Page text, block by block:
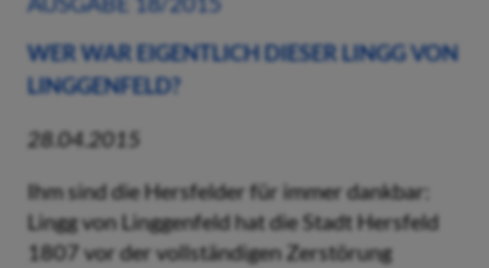
WER WAR EIGENTLICH DIESER LINGG VON
LINGGENFELD?
28.04.2015
Ihm sind die Hersfelder für immer dankbar:
Lingg von Linggenfeld hat die Stadt Hersfeld
1807 vor der vollständigen Zerstörung